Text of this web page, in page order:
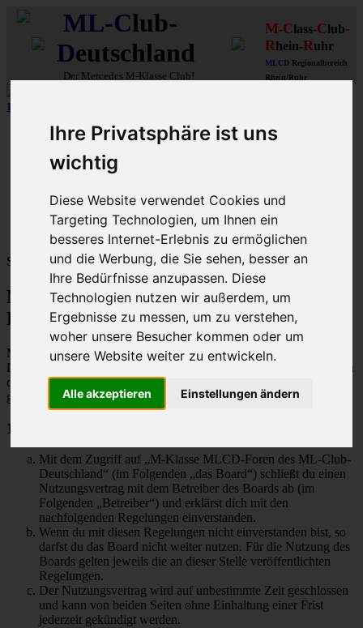
Ihre Privatsphäre ist uns
wichtig
Diese Website verwendet Cookies und
Targeting Technologien, um Ihnen ein
besseres Internet-Erlebnis zu ermöglichen
und die Werbung, die Sie sehen, besser an
Ihre Bedürfnisse anzupassen. Diese
Technologien nutzen wir außerdem, um
Ergebnisse zu messen, um zu verstehen,
woher unsere Besucher kommen oder um
unsere Website weiter zu entwickeln.
Alle akzeptieren Einstellungen ändern
ML-Club-
Deutschland
Der Mercedes M-Klasse Club!
M-Class-Club-
Rhein-Ruhr
MLCD Regionalbereich
Rhein/Ruhr
12 aus mehr als 170
Schnellzugriff
Ungelesene
MLCD-Ausstellung
FAQ
MLCD-Seiten MLCD-Foren-Übersicht
Sprache:
M-Klasse MLCD-Foren des ML-Club-
Deutschland - Registrierung
Mit dem Zugriff auf „M-Klasse MLCD-Foren des ML-Club-
Deutschland“ („https://www.mlcd.de/MLCDForen“) wird zwischen
dir und dem Betreiber ein Vertrag mit folgenden Regelungen
geschlossen:
1. Nutzungsvertrag
Mit dem Zugriff auf „M-Klasse MLCD-Foren des ML-Club-
Deutschland“ (im Folgenden „das Board“) schließt du einen
Nutzungsvertrag mit dem Betreiber des Boards ab (im
Folgenden „Betreiber“) und erklärst dich mit den
nachfolgenden Regelungen einverstanden.
Wenn du mit diesen Regelungen nicht einverstanden bist, so
darfst du das Board nicht weiter nutzen. Für die Nutzung des
Boards gelten jeweils die an dieser Stelle veröffentlichten
Regelungen.
Der Nutzungsvertrag wird auf unbestimmte Zeit geschlossen
und kann von beiden Seiten ohne Einhaltung einer Frist
jederzeit gekündigt werden.